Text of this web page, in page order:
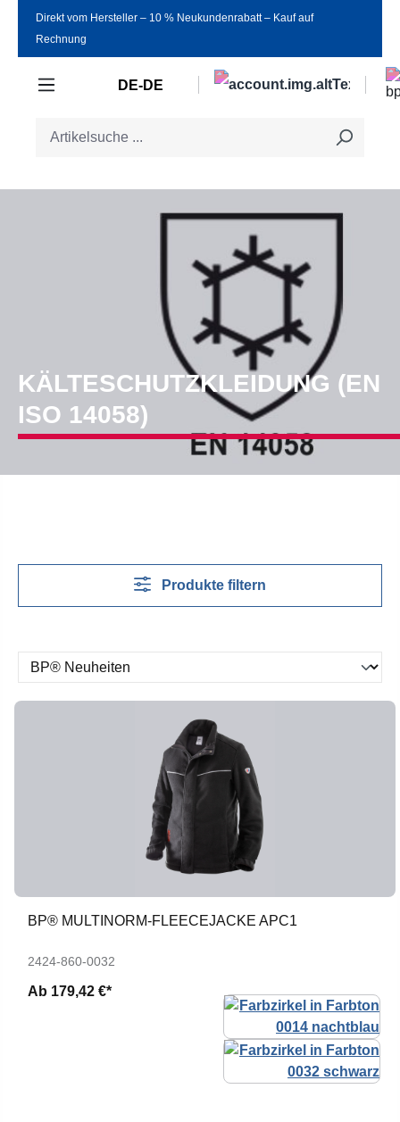
Zum Hauptinhalt springen
Direkt vom Hersteller ‒ 10 % Neukundenrabatt ‒ Kauf auf
Rechnung
DE-DE
KÄLTESCHUTZKLEIDUNG (EN
ISO 14058)
Produkte filtern
BP® MULTINORM-FLEECEJACKE APC1
2424-860-0032
Ab 179,42 €*